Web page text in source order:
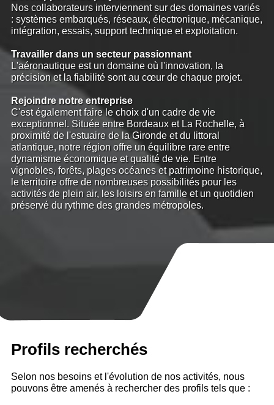
Nos collaborateurs interviennent sur des domaines variés
: systèmes embarqués, réseaux, électronique, mécanique,
intégration, essais, support technique et exploitation.
Travailler dans un secteur passionnant
L'aéronautique est un domaine où l'innovation, la
précision et la fiabilité sont au cœur de chaque projet.
Rejoindre notre entreprise
C'est également faire le choix d'un cadre de vie
exceptionnel. Située entre Bordeaux et La Rochelle, à
proximité de l'estuaire de la Gironde et du littoral
atlantique, notre région offre un équilibre rare entre
dynamisme économique et qualité de vie. Entre
vignobles, forêts, plages océanes et patrimoine historique,
le territoire offre de nombreuses possibilités pour les
activités de plein air, les loisirs en famille et un quotidien
préservé du rythme des grandes métropoles.
Profils recherchés
Selon nos besoins et l'évolution de nos activités, nous
pouvons être amenés à rechercher des profils tels que :